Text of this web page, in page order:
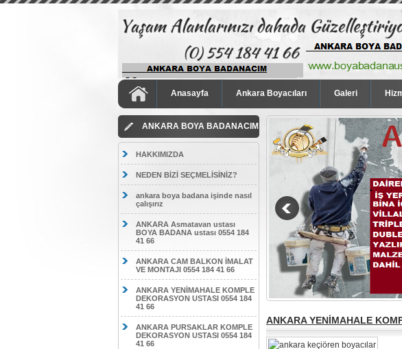
Anasayfa Ankara Boyacıları Galeri
ANKARA BOYA BADANACIM
HAKKIMIZDA
NEDEN BİZİ SEÇMELİSİNİZ?
ankara boya badana işinde nasıl
çalışırız
ANKARA Asmatavan ustası
BOYA BADANA ustası 0554 184
41 66
ANKARA CAM BALKON İMALAT
VE MONTAJI 0554 184 41 66
ANKARA YENİMAHALE KOMPLE
DEKORASYON USTASI 0554 184
41 66
ANKARA PURSAKLAR KOMPLE
DEKORASYON USTASI 0554 184
41 66
ANKARA YENİMAHALE